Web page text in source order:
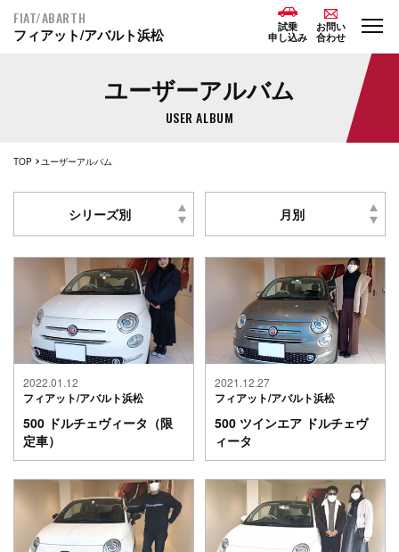
FIAT/ABARTH
フィアット/アバルト浜松
試乗
申し込み
お問い
合わせ
ユーザーアルバム
USER ALBUM
TOP ユーザーアルバム
シリーズ別 月別
2022.01.12
フィアット/アバルト浜松
500 ドルチェヴィータ（限
定車）
2021.12.27
フィアット/アバルト浜松
500 ツインエア ドルチェヴ
ィータ